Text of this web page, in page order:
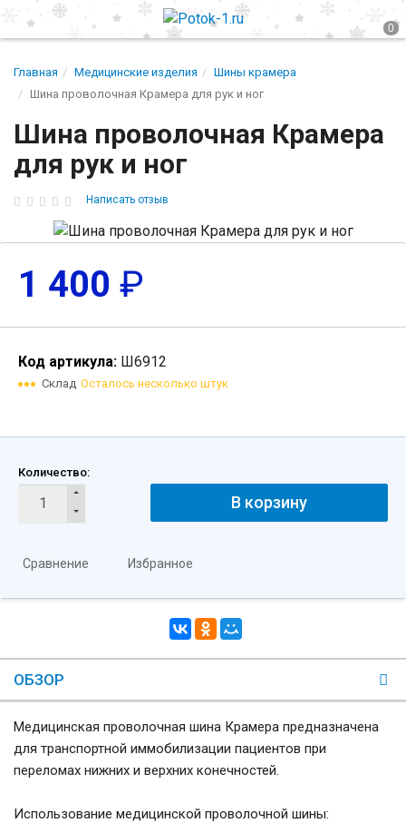
Главная Медицинские изделия
Шины крамера
Шина проволочная Крамера для рук и ног
Шина проволочная Крамера
для рук и ног
Написать отзыв
1 400 ₽
Код артикула: Ш6912
Склад Осталось несколько штук
Количество:
В корзину
Сравнение Избранное
ОБЗОР
Медицинская проволочная шина Крамера предназначена
для транспортной иммобилизации пациентов при
переломах нижних и верхних конечностей.
Использование медицинской проволочной шины: